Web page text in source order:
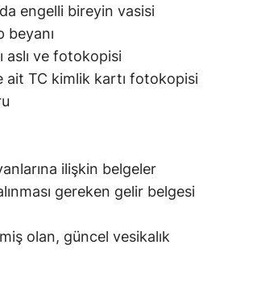
engelli bireyin vasisi
beyanı
aslı ve fotokopisi
ait TC kimlik kartı fotokopisi
ilişkin belgeler
gereken gelir belgesi
olan, güncel vesikalık